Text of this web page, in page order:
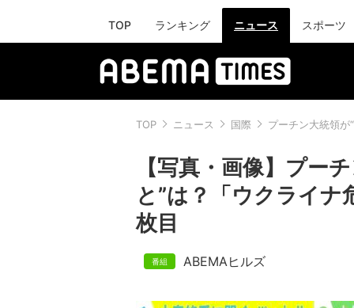
TOP ランキング ニュース スポーツ
TOP ニュース 国際 プーチン大統領が
【写真・画像】プー
と”は？「ウクライ
枚目
ABEMAヒルズ